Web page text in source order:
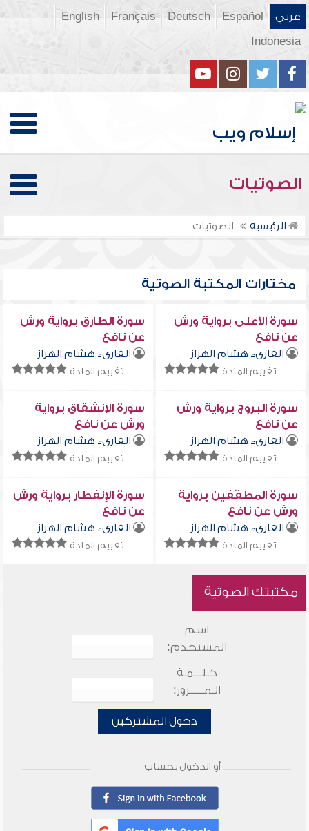
عربي Español
Deutsch
Français
English
Indonesia
الصوتيات
الرئيسية الصوتيات
مختارات المكتبة الصوتية
سورة الأعلى برواية ورش
عن نافع
القارىء هشام الهراز
تقييم المادة:
سورة الطارق برواية ورش
عن نافع
القارىء هشام الهراز
تقييم المادة:
سورة البروج برواية ورش
عن نافع
القارىء هشام الهراز
تقييم المادة:
سورة الإنشقاق برواية
ورش عن نافع
القارىء هشام الهراز
تقييم المادة:
سورة المطفّفين برواية
ورش عن نافع
القارىء هشام الهراز
تقييم المادة:
سورة الإنفطار برواية ورش
عن نافع
القارىء هشام الهراز
تقييم المادة:
مكتبتك الصوتية
اسم
المستخدم:
كـلـــمـة
الـمـــــرور:
دخول المشتركين
أو الدخول بحساب